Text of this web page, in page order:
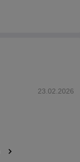
23.02.2026